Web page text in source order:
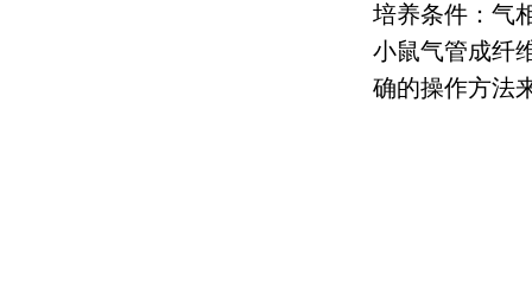
培养条件：气
小鼠气管成纤
确的操作方法